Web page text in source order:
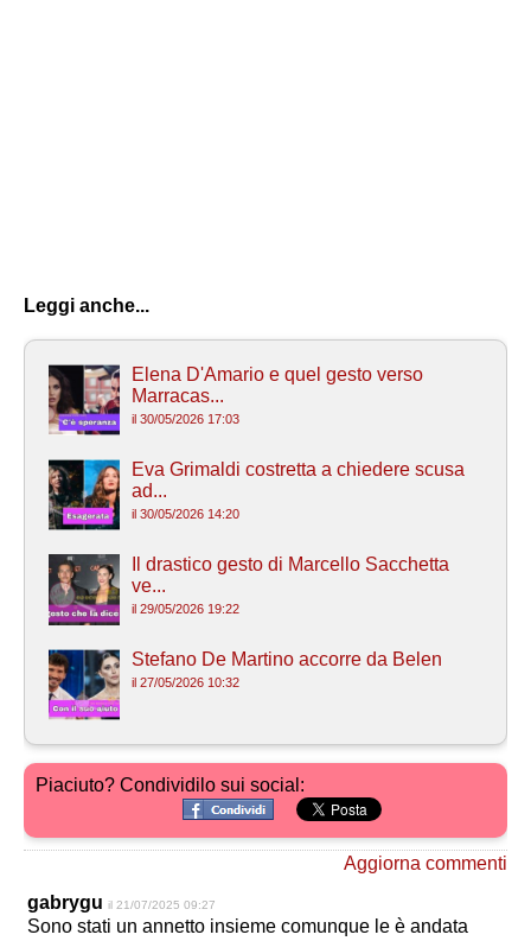
Leggi anche...
Elena D'Amario e quel gesto verso
Marracas...
il 30/05/2026 17:03
Eva Grimaldi costretta a chiedere scusa
ad...
il 30/05/2026 14:20
Il drastico gesto di Marcello Sacchetta
ve...
il 29/05/2026 19:22
Stefano De Martino accorre da Belen
il 27/05/2026 10:32
Piaciuto? Condividilo sui social:
Aggiorna commenti
gabrygu il 21/07/2025 09:27
Sono stati un annetto insieme comunque le è andata